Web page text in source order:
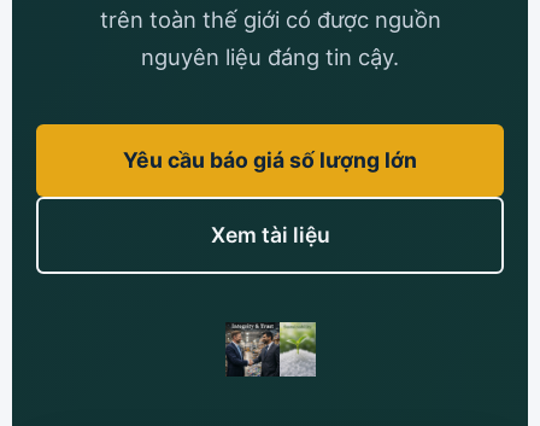
trên toàn thế giới có được nguồn
nguyên liệu đáng tin cậy.
Yêu cầu báo giá số lượng lớn
Xem tài liệu